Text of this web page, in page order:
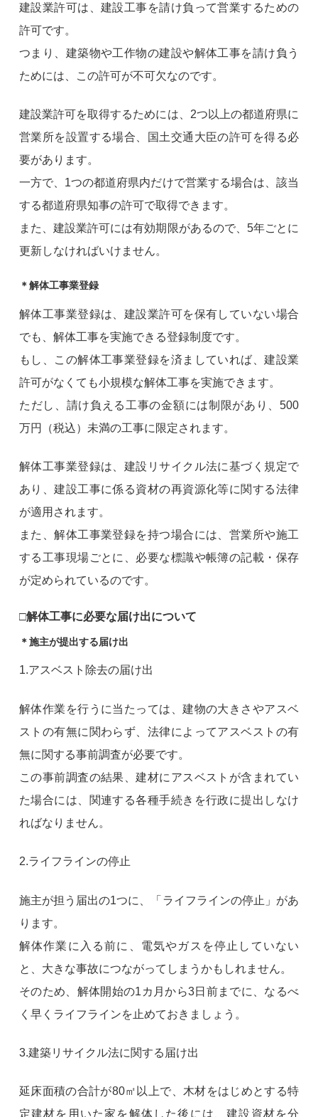
建設業許可は、建設工事を請け負って営業するための
許可です。
つまり、建築物や工作物の建設や解体工事を請け負う
ためには、この許可が不可欠なのです。
建設業許可を取得するためには、2つ以上の都道府県に
営業所を設置する場合、国土交通大臣の許可を得る必
要があります。
一方で、1つの都道府県内だけで営業する場合は、該当
する都道府県知事の許可で取得できます。
また、建設業許可には有効期限があるので、5年ごとに
更新しなければいけません。
＊解体工事業登録
解体工事業登録は、建設業許可を保有していない場合
でも、解体工事を実施できる登録制度です。
もし、この解体工事業登録を済ましていれば、建設業
許可がなくても小規模な解体工事を実施できます。
ただし、請け負える工事の金額には制限があり、500
万円（税込）未満の工事に限定されます。
解体工事業登録は、建設リサイクル法に基づく規定で
あり、建設工事に係る資材の再資源化等に関する法律
が適用されます。
また、解体工事業登録を持つ場合には、営業所や施工
する工事現場ごとに、必要な標識や帳簿の記載・保存
が定められているのです。
□解体工事に必要な届け出について
＊施主が提出する届け出
1.アスベスト除去の届け出
解体作業を行うに当たっては、建物の大きさやアスベ
ストの有無に関わらず、法律によってアスベストの有
無に関する事前調査が必要です。
この事前調査の結果、建材にアスベストが含まれてい
た場合には、関連する各種手続きを行政に提出しなけ
ればなりません。
2.ライフラインの停止
施主が担う届出の1つに、「ライフラインの停止」があ
ります。
解体作業に入る前に、電気やガスを停止していない
と、大きな事故につながってしまうかもしれません。
そのため、解体開始の1カ月から3日前までに、なるべ
く早くライフラインを止めておきましょう。
3.建築リサイクル法に関する届け出
延床面積の合計が80㎡以上で、木材をはじめとする特
定建材を用いた家を解体した後には、建設資材を分